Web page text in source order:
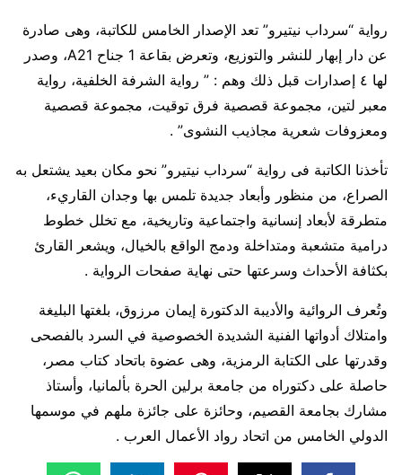
رواية “سرداب نيتيرو” تعد الإصدار الخامس للكاتبة، وهى صادرة
عن دار إبهار للنشر والتوزيع، وتعرض بقاعة 1 جناح A21، وصدر
لها ٤ إصدارات قبل ذلك وهم : ” رواية الشرفة الخلفية، رواية
معبر لتين، مجموعة قصصية فرق توقيت، مجموعة قصصية
ومعزوفات شعرية مجاذيب النشوى” .
تأخذنا الكاتبة فى رواية “سرداب نيتيرو” نحو مكان بعيد يشتعل به
الصراع، من منظور وأبعاد جديدة تلمس بها وجدان القاريء،
متطرقة لأبعاد إنسانية واجتماعية وتاريخية، مع تخلل خطوط
درامية متشعبة ومتداخلة ودمج الواقع بالخيال، ويشعر القارئ
بكثافة الأحداث وسرعتها حتى نهاية صفحات الرواية .
وتُعرف الروائية والأديبة الدكتورة إيمان مرزوق، بلغتها البليغة
وامتلاك أدواتها الفنية الشديدة الخصوصية في السرد بالفصحى
وقدرتها على الكتابة الرمزية، وهى عضوة باتحاد كتاب مصر،
حاصلة على دكتوراه من جامعة برلين الحرة بألمانيا، وأستاذ
مشارك بجامعة القصيم، وحائزة على جائزة ملهم في موسمها
الدولي الخامس من اتحاد رواد الأعمال العرب .